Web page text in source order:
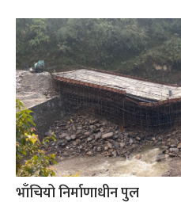
भाँचियो निर्माणाधीन पुल